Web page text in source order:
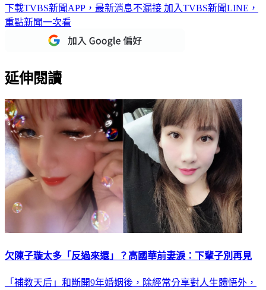
下載TVBS新聞APP，最新消息不漏接 加入TVBS新聞LINE，
重點新聞一次看
延伸閱讀
欠陳子璇太多「反過來還」？高國華前妻淚：下輩子別再見
「補教天后」和斷開9年婚姻後，除經常分享對人生體悟外，